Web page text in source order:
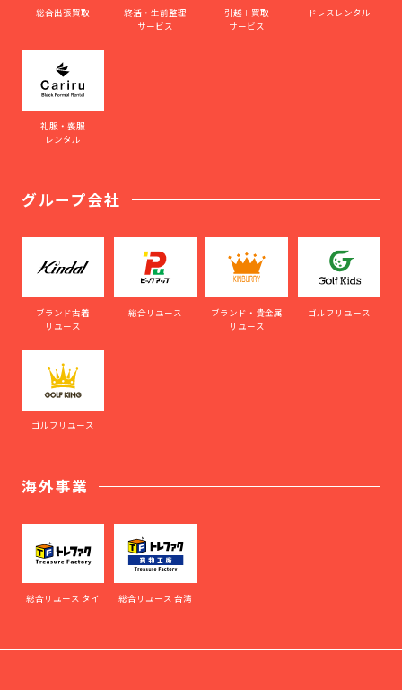
総合出張買取
終活・生前整理
サービス
引越＋買取
サービス
ドレスレンタル
礼服・喪服
レンタル
グループ会社
ブランド古着
リユース
総合リユース
ブランド・貴金属
リユース
ゴルフリユース
ゴルフリユース
海外事業
総合リユース タイ 総合リユース 台湾